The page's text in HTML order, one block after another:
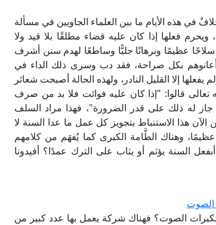
في هذه الأيام ما بين العلماء الجاويين في مسألة
فعلها إذا كان عليه قضاء مطلقًا بلا قيد ولا
عظيمًا وبرهانًا جليًّا وساطعًا لهدم سنن أشرف
أعانوهم بكل صراحة، فقد دب وسرى ذلك الداء في
إلا القليل النادر، ولهذه الحالة أصبحت شعائر
قالوا: "إذا كان عليه فوائت فلا بد من صرف
جاز له ذلك على قدر الضرورة"، فهذا مراد السلف
الآن هذا الاستنباط بتجويز كل عمل ما عدا السنة لا
عظيمًا، وهناك الطَّامة الكبرى كما يُفهَم من كلامهم
السنة يؤثم أو يثاب على الترك عمدًا؟ أفيدونا
الصوت
مكبرات الصوت؟ فهناك شركة يعمل بها عدد كبير من